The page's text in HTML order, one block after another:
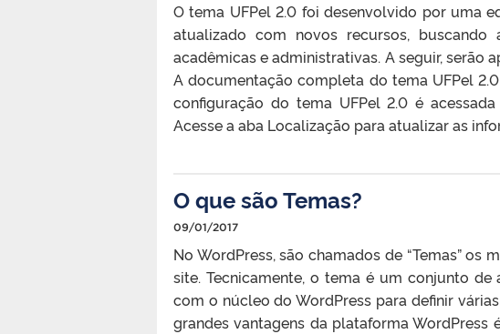
O tema UFPel 2.0 foi desenvolvido por uma
atualizado com novos recursos,
acadêmicas e administrativas. A seguir, serão
A documentação completa do tema UFPel
configuração do tema UFPel 2.0 é
Acesse a aba Localização para atualizar as
O que são Temas?
09/01/2017
No WordPress, são chamados de “Temas”
site. Tecnicamente, o tema é um conjunto
com o núcleo do WordPress para definir
grandes vantagens da plataforma